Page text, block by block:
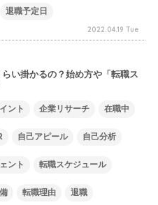
退職予定日
2022.04.19 Tue
い掛かるの？始め方や「転職ス
ント 企業リサーチ 在職中
自己アピール 自己分析
ント 転職スケジュール
転職理由 退職